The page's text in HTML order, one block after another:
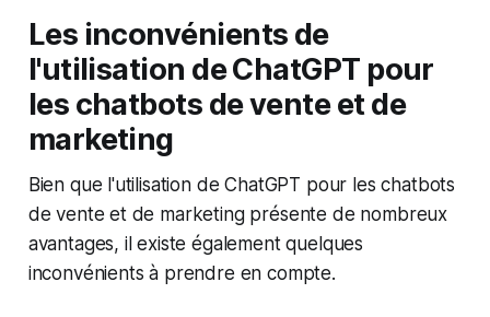
Les inconvénients de
l'utilisation de ChatGPT pour
les chatbots de vente et de
marketing
Bien que l'utilisation de ChatGPT pour les chatbots
de vente et de marketing présente de nombreux
avantages, il existe également quelques
inconvénients à prendre en compte.